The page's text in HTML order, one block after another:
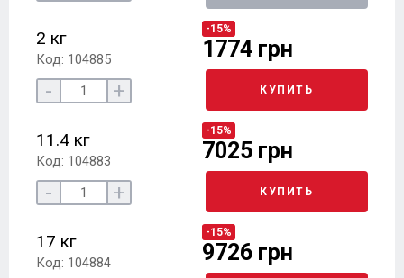
2 кг
Код: 104885
-15%
1774 грн
- + КУПИТЬ
11.4 кг
Код: 104883
-15%
7025 грн
- + КУПИТЬ
17 кг
Код: 104884
-15%
9726 грн